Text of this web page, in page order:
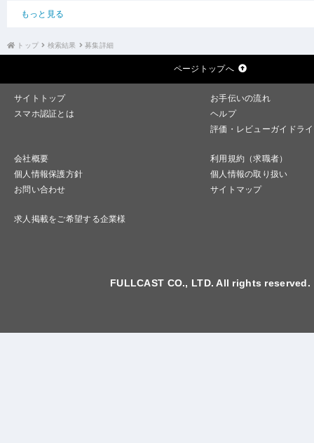
もっと見る
トップ 検索結果 募集詳細
ページトップへ
サイトトップ
お手伝いの流れ
スマホ認証とは
ヘルプ
評価・レビューガイドラ
会社概要
利用規約（求職者）
個人情報保護方針
個人情報の取り扱い
お問い合わせ
サイトマップ
求人掲載をご希望する企業様
FULLCAST CO., LTD. All rights reserved.